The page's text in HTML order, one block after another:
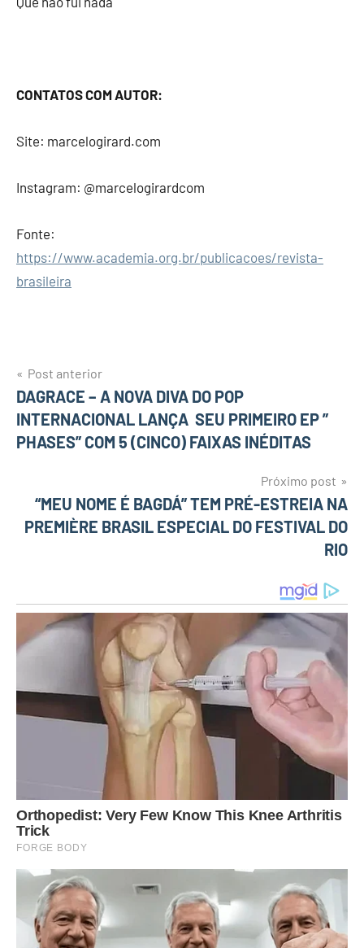
CONTATOS COM AUTOR:
Site: marcelogirard.com
Instagram: @marcelogirardcom
Fonte:
https://www.academia.org.br/publicacoes/revista-
brasileira
Navegação
de
Post anterior
DAGRACE – A NOVA DIVA DO POP
INTERNACIONAL LANÇA SEU PRIMEIRO EP ”
PHASES” COM 5 (CINCO) FAIXAS INÉDITAS
Próximo post
“MEU NOME É BAGDÁ” TEM PRÉ-ESTREIA NA
PREMIÈRE BRASIL ESPECIAL DO FESTIVAL DO
RIO